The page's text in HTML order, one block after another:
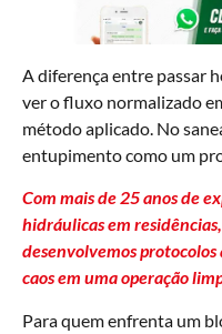
A diferença entre passar
ver o fluxo normalizado
método aplicado. No
entupimento como um
Com mais de 25 anos de
hidráulicas em
desenvolvemos
caos em uma operação
Para quem enfrenta um